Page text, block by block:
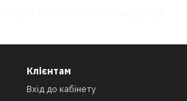
переваги
Клієнтам
Вхід до кабінету